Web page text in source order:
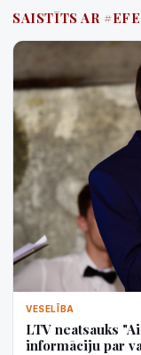
SAISTĪTS AR
VESELĪBA
LTV neatsauks
informāciju par